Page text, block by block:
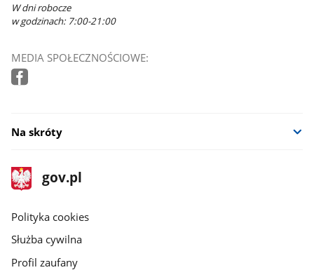
W dni robocze
w godzinach: 7:00-21:00
MEDIA SPOŁECZNOŚCIOWE:
Na skróty
stopka
gov.pl
Strona
gov.pl
gov.pl
Polityka cookies
Służba cywilna
Profil zaufany